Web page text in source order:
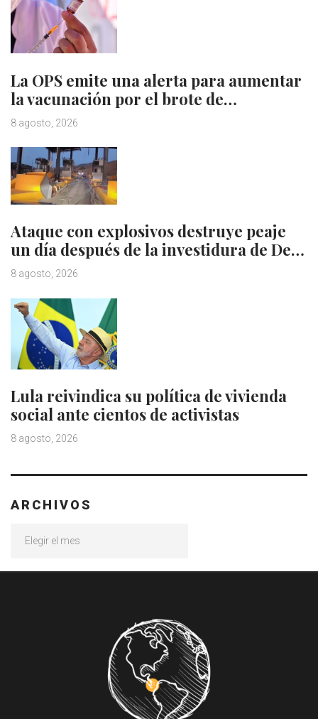
La OPS emite una alerta para aumentar
la vacunación por el brote de…
8 agosto, 2026
Ataque con explosivos destruye peaje
un día después de la investidura de De…
8 agosto, 2026
Lula reivindica su política de vivienda
social ante cientos de activistas
8 agosto, 2026
ARCHIVOS